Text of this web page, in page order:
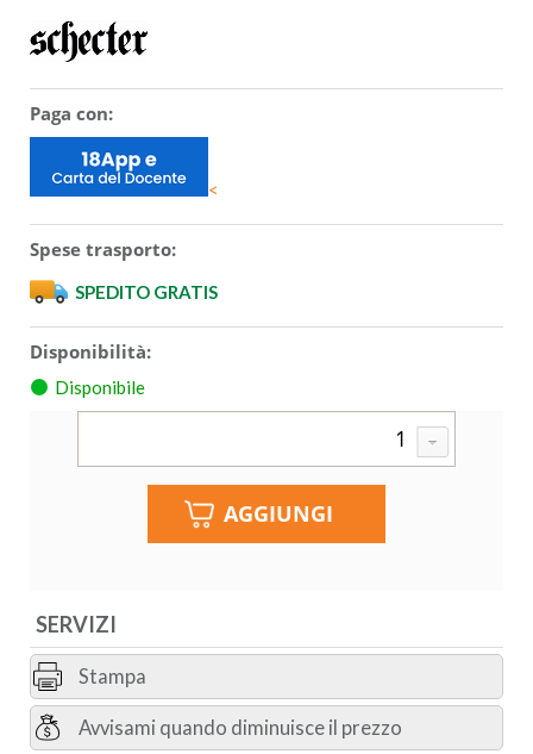
Paga con:
<
Spese trasporto:
SPEDITO GRATIS
Disponibilità:
Disponibile
SERVIZI
Stampa
Avvisami quando diminuisce il prezzo